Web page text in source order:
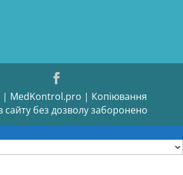
| MedKontrol.pro | Копіювання
сайту без дозволу заборонено